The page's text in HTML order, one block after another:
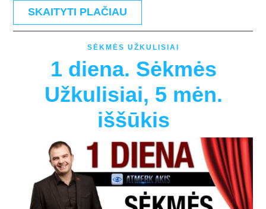
SKAITYTI PLAČIAU
SĖKMĖS UŽKULISIAI
1 diena. Sėkmės
Užkulisiai, 5 mėn.
iššūkis